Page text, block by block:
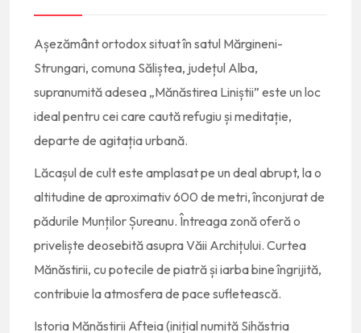
Așezământ ortodox situat în satul Mărgineni-
Strungari, comuna Săliștea, județul Alba,
supranumită adesea „Mănăstirea Liniștii” este un loc
ideal pentru cei care caută refugiu și meditație,
departe de agitația urbană.
Lăcașul de cult este amplasat pe un deal abrupt, la o
altitudine de aproximativ 600 de metri, înconjurat de
pădurile Munților Șureanu. Întreaga zonă oferă o
priveliște deosebită asupra Văii Archițului. Curtea
Mănăstirii, cu potecile de piatră și iarba bine îngrijită,
contribuie la atmosfera de pace sufletească.
Istoria Mănăstirii Afteia (inițial numită Sihăstria